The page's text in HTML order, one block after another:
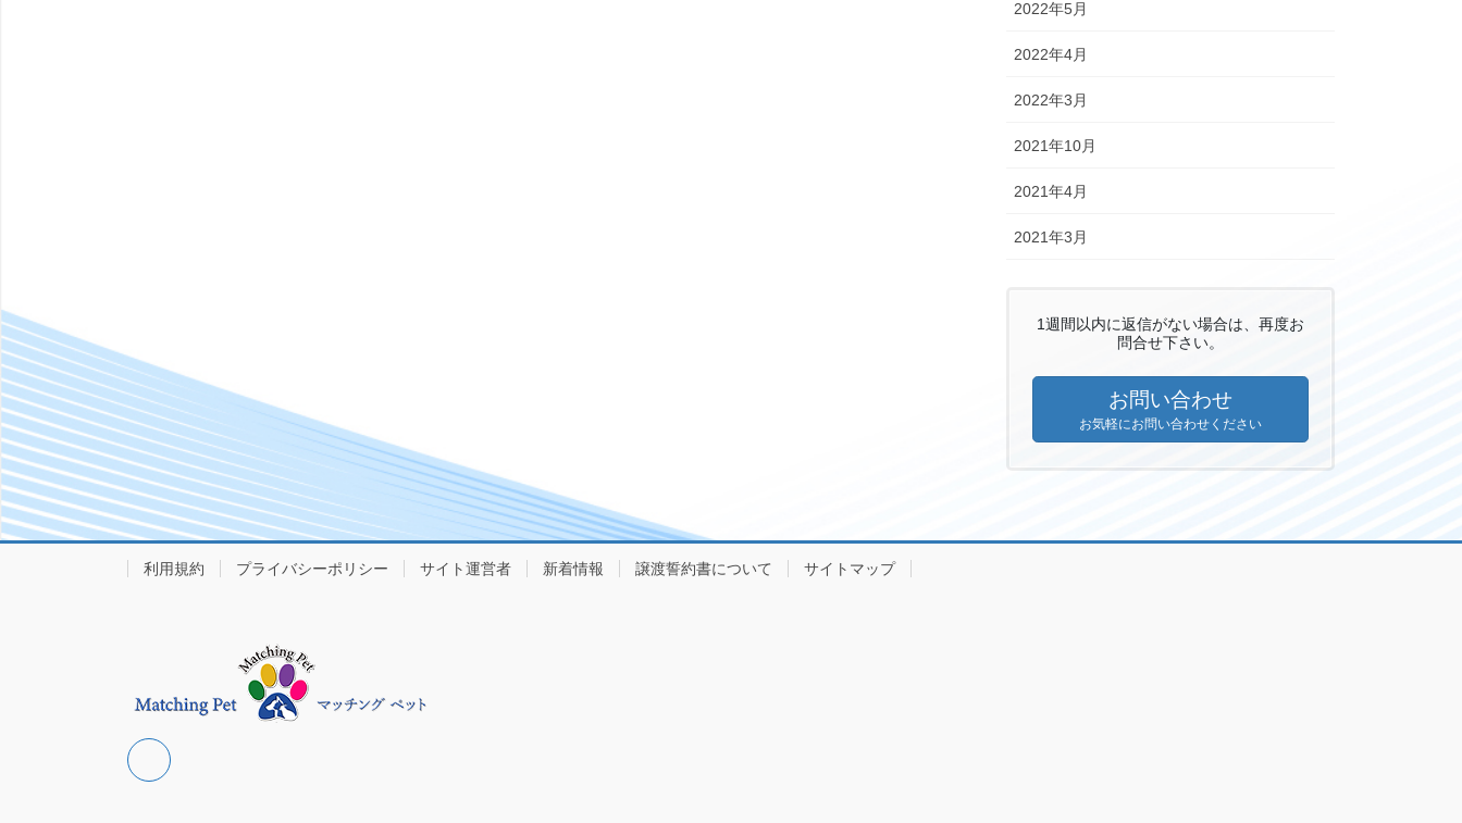
2022年5月
2022年4月
2022年3月
2021年10月
2021年4月
2021年3月
1週間以内に返信がない場合は、再度お
問合せ下さい。
お問い合わせ
お気軽にお問い合わせください
利用規約 プライバシーポリシー サイト運営者 新着情報 譲渡誓約書について サイトマップ